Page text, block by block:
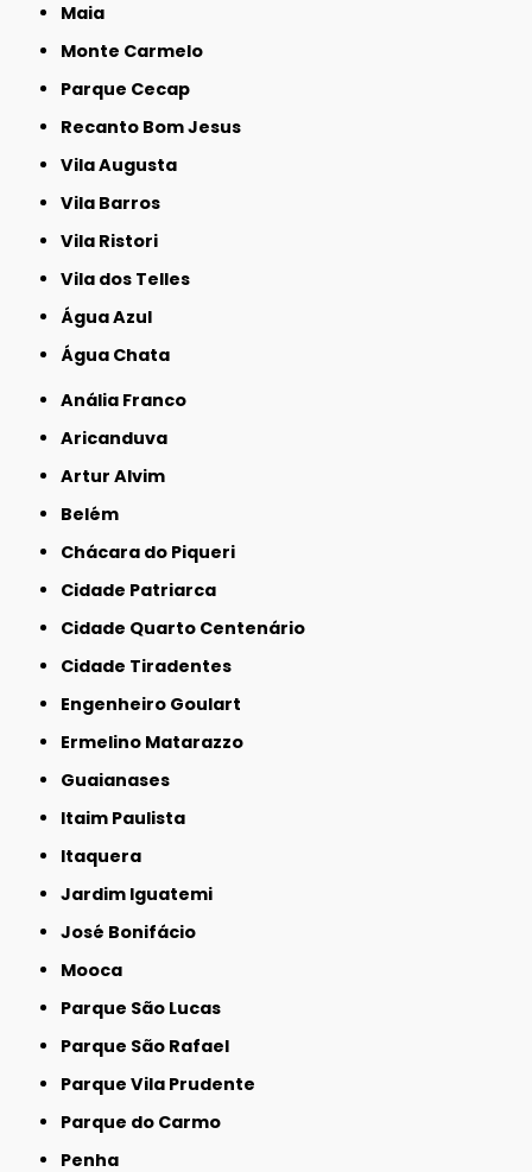
Maia
Monte Carmelo
Parque Cecap
Recanto Bom Jesus
Vila Augusta
Vila Barros
Vila Ristori
Vila dos Telles
Água Azul
Água Chata
Anália Franco
Aricanduva
Artur Alvim
Belém
Chácara do Piqueri
Cidade Patriarca
Cidade Quarto Centenário
Cidade Tiradentes
Engenheiro Goulart
Ermelino Matarazzo
Guaianases
Itaim Paulista
Itaquera
Jardim Iguatemi
José Bonifácio
Mooca
Parque São Lucas
Parque São Rafael
Parque Vila Prudente
Parque do Carmo
Penha